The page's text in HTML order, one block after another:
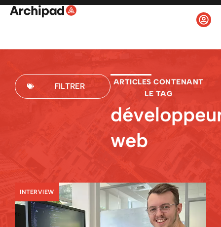
ARTICLES CONTENANT
LE TAG
web
FILTRER
INTERVIEW